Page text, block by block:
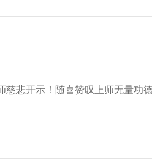
慈悲开示！随喜赞叹上师无量功